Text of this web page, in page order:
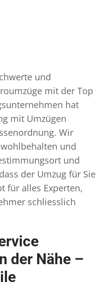
und
mit der Top
hat
mit Umzügen
Wir
und
und
der Umzug für Sie
für alles Experten,
schliesslich
der Nähe –